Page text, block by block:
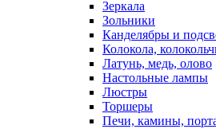
Зеркала
Зольники
Канделябры и
Колокола,
Латунь, медь, олово
Настольные лампы
Люстры
Торшеры
Печи, камины,